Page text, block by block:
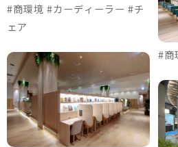
#商環境 #カーディーラー #チ
ェア
#商